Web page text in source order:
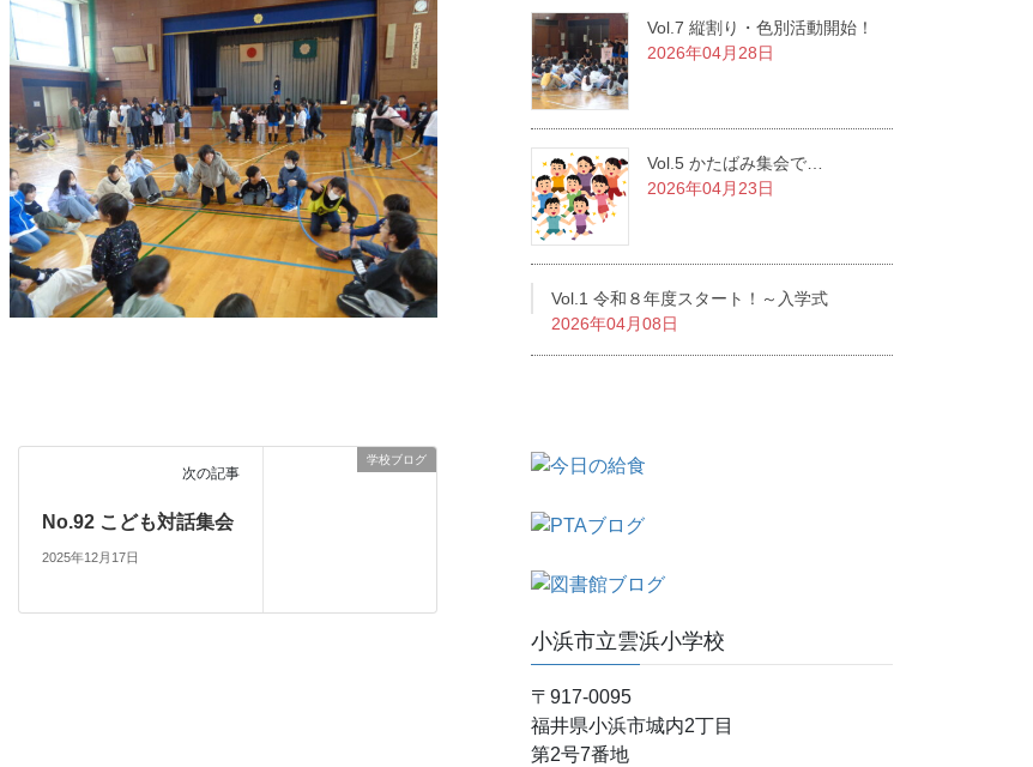
学校ブログ
次の記事
No.92 こども対話集会
2025年12月17日
Vol.7 縦割り・色別活動開始！
2026年04月28日
Vol.5 かたばみ集会で…
2026年04月23日
Vol.1 令和８年度スタート！～入学式
2026年04月08日
小浜市立雲浜小学校
〒917-0095
福井県小浜市城内2丁目
第2号7番地